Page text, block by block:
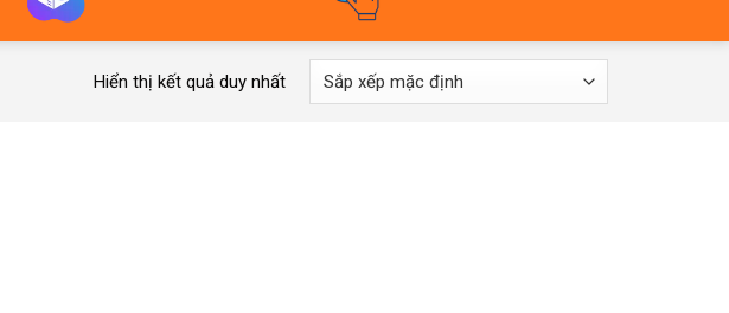
Hiển thị kết quả duy nhất